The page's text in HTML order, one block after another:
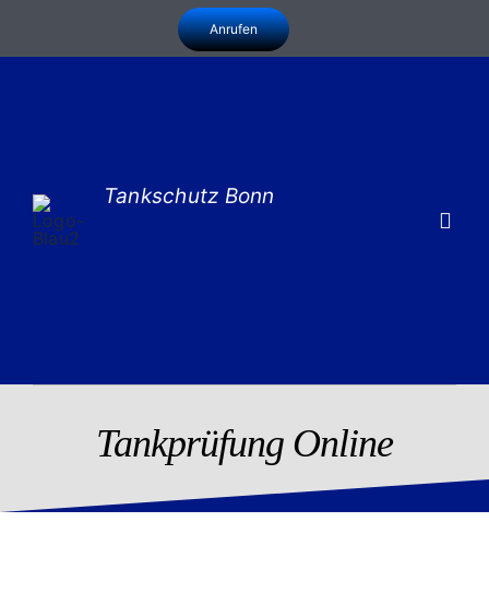
Anrufen
Tankschutz Bonn
Kontakt
Tankprüfung Online